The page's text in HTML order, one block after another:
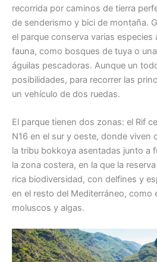
recorrida por caminos de tierra
de senderismo y bici de montaña.
el parque conserva varias
fauna, como bosques de tuya o
águilas pescadoras. Aunque un
posibilidades, para recorrer las
un vehículo de dos ruedas.
El parque tienen dos zonas: el Rif
N16 en el sur y oeste, donde viven
la tribu bokkoya asentadas junto a
la zona costera, en la que la
rica biodiversidad, con delfines y
en el resto del Mediterráneo, como
moluscos y algas.